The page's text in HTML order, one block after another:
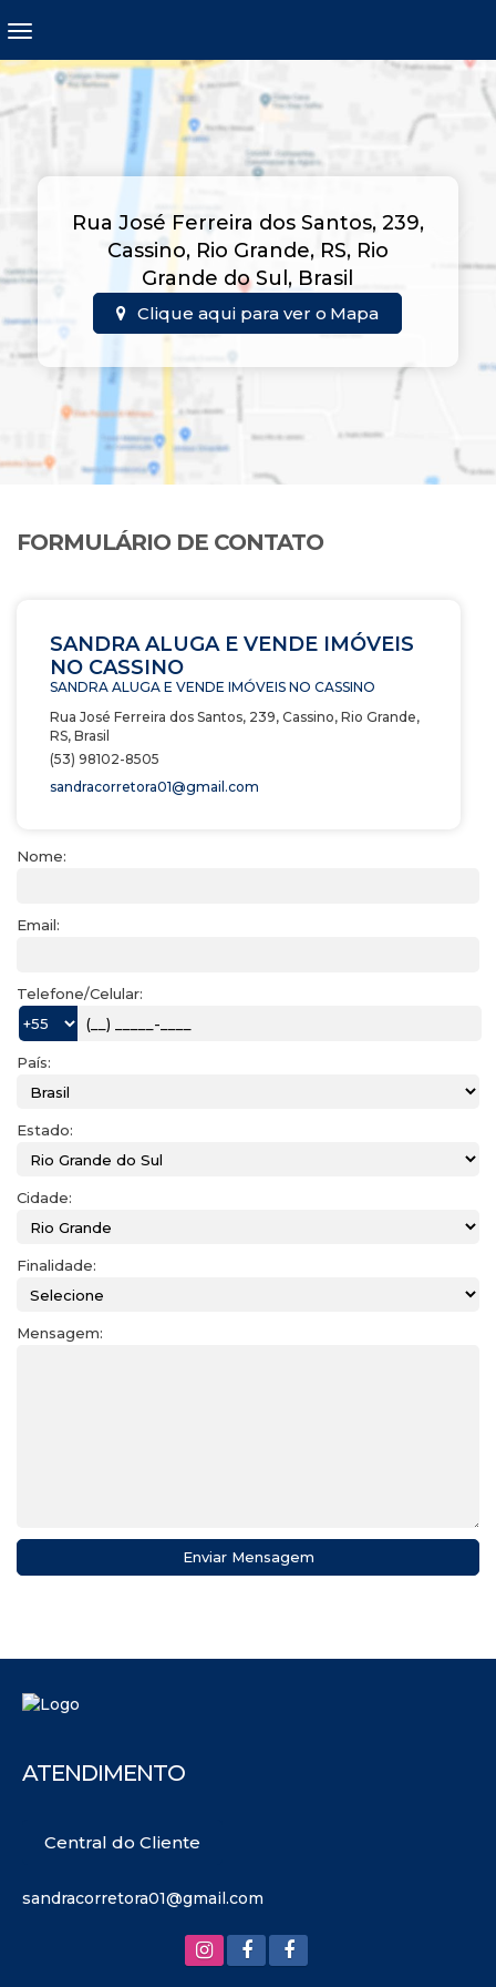
Rua José Ferreira dos Santos, 239,
Cassino, Rio Grande, RS, Rio
Grande do Sul, Brasil
Clique aqui para ver o Mapa
FORMULÁRIO DE CONTATO
SANDRA ALUGA E VENDE IMÓVEIS
NO CASSINO
SANDRA ALUGA E VENDE IMÓVEIS NO CASSINO
Rua José Ferreira dos Santos, 239, Cassino, Rio Grande,
RS, Brasil
(53) 98102-8505
sandracorretora01@gmail.com
Nome:
Email:
Telefone/Celular:
País:
Estado:
Cidade:
Finalidade:
Mensagem:
ATENDIMENTO
Central do Cliente
sandracorretora01@gmail.com